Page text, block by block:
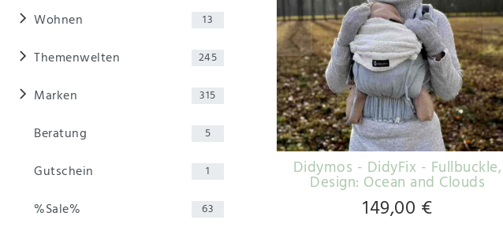
Wohnen 13
Themenwelten 245
Marken 315
Beratung 5
Gutschein 1
%Sale% 63
Didymos - DidyFix - Fullbuckle,
Design: Ocean and Clouds
149,00 €